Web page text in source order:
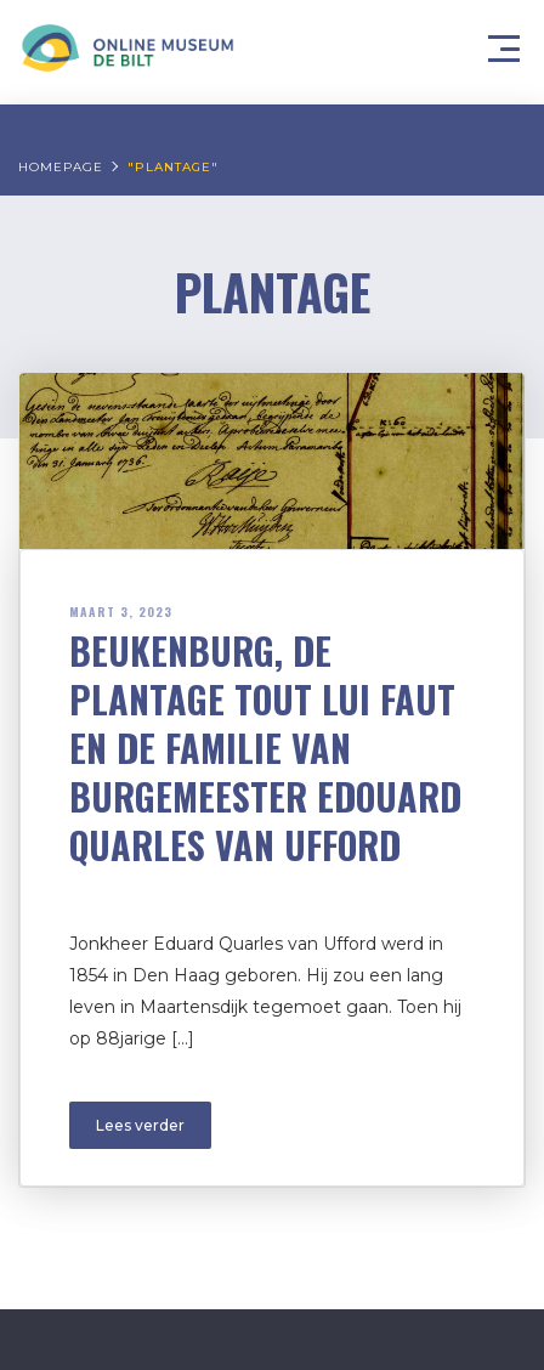
HOMEPAGE "PLANTAGE"
PLANTAGE
MAART 3, 2023
BEUKENBURG, DE
PLANTAGE TOUT LUI FAUT
EN DE FAMILIE VAN
BURGEMEESTER EDOUARD
QUARLES VAN UFFORD
Jonkheer Eduard Quarles van Ufford werd in
1854 in Den Haag geboren. Hij zou een lang
leven in Maartensdijk tegemoet gaan. Toen hij
op 88jarige […]
Lees verder